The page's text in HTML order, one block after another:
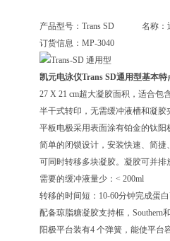
产品型号：Trans SD 名称：
订货信息：MP-3040
凯元电泳仪Trans SD通用型基本特
27 X 21 cm超大凝胶面积，适合包
半干式转印，无需缓冲液槽和凝
平板电极采用表面涂有铂金的钛
简单的闭锁设计，安装快速、简捷
可同时转移多块凝胶。凝胶可并
需要的缓冲液量少：< 200ml
转移的时间短：10-60分钟完成蛋
配备琼脂糖凝胶支持框，Southern
阳极平台装有4 个弹簧，能使平